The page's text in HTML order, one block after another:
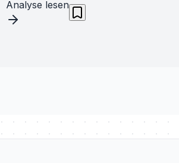
Analyse lesen